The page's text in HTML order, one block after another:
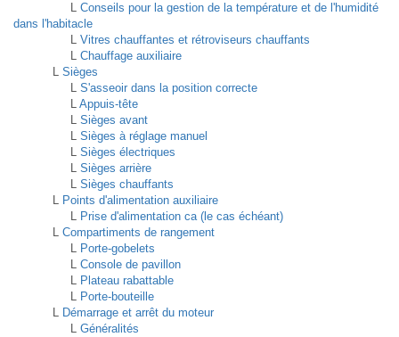
L Conseils pour la gestion de la température et de l'humidité
dans l'habitacle
L Vitres chauffantes et rétroviseurs chauffants
L Chauffage auxiliaire
L Sièges
L S'asseoir dans la position correcte
L Appuis-tête
L Sièges avant
L Sièges à réglage manuel
L Sièges électriques
L Sièges arrière
L Sièges chauffants
L Points d'alimentation auxiliaire
L Prise d'alimentation ca (le cas échéant)
L Compartiments de rangement
L Porte-gobelets
L Console de pavillon
L Plateau rabattable
L Porte-bouteille
L Démarrage et arrêt du moteur
L Généralités